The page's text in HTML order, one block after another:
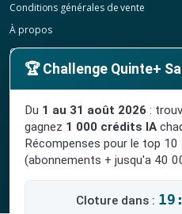
Conditions générales de vente
À propos
Contact
Confidentialité
© 2020-2026 TURF.bzh , analyses
artificielle.
Site indépendant, sans lien avec le
🏆 Challenge Quinte+
Du 1 au 31 août 2026 :
gagnez 1 000 crédits IA
Récompenses pour le top 10
(abonnements + jusqu'a 40
Cloture dans :